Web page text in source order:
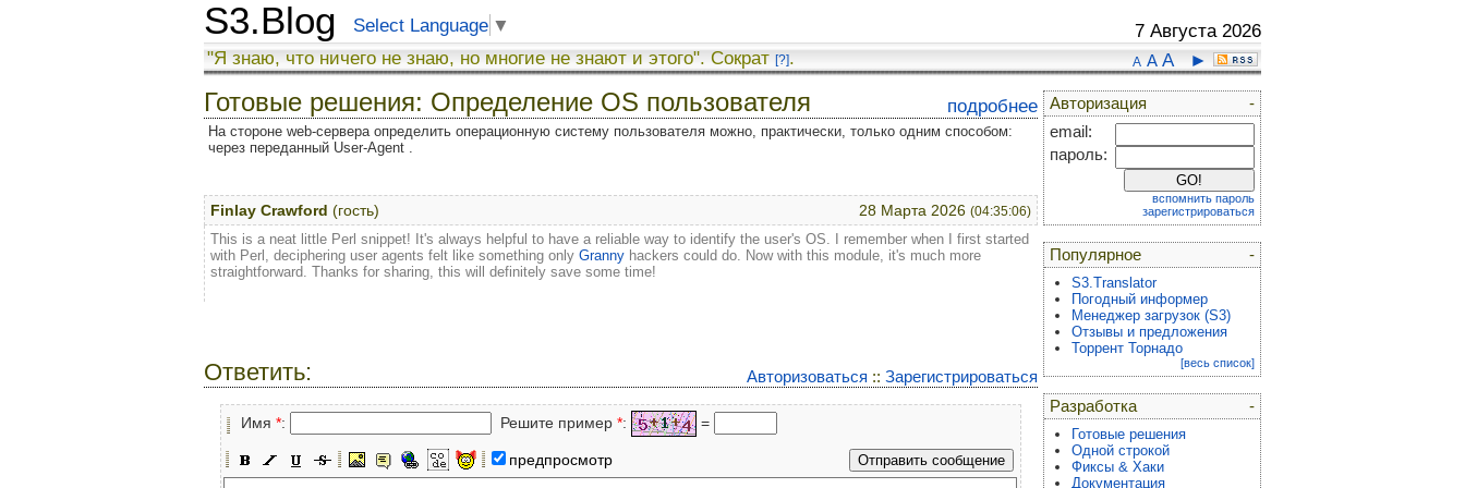
S3.Blog Select Language ▼ 7 Августа 2026
A A A ►
"Я знаю, что ничего не знаю, но многие не знают и этого". Сократ [?].
подробнее
Готовые решения: Определение OS пользователя
На стороне web-сервера определить операционную систему пользователя можно, практически, только одним способом:
через переданный User-Agent .
28 Марта 2026 (04:35:06)
Finlay Crawford (гость)
This is a neat little Perl snippet! It's always helpful to have a reliable way to identify the user's OS. I remember when I first started
with Perl, deciphering user agents felt like something only Granny hackers could do. Now with this module, it's much more
straightforward. Thanks for sharing, this will definitely save some time!
Авторизоваться :: Зарегистрироваться
Ответить:
Имя *: Решите пример *: =
предпросмотр
-
Авторизация
email:
пароль:
вспомнить пароль
зарегистрироваться
-
Популярное
S3.Translator
Погодный информер
Менеджер загрузок (S3)
Отзывы и предложения
Торрент Торнадо
[весь список]
-
Разработка
Готовые решения
Одной строкой
Фиксы & Хаки
Документация